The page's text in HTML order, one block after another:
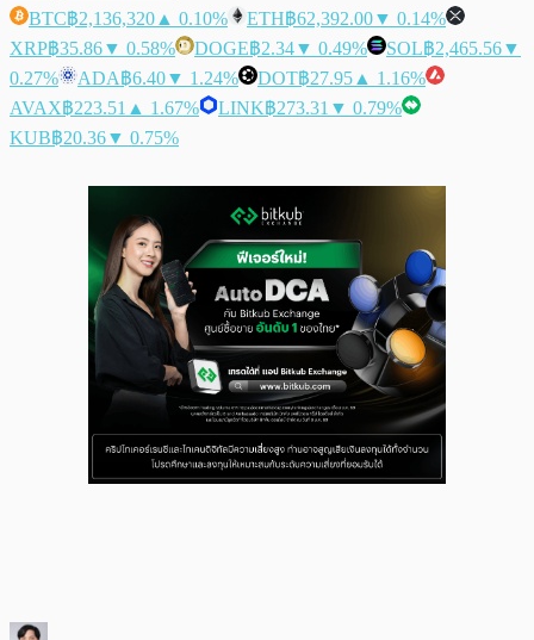
BTC฿2,136,320 ▲ 0.10% ETH฿62,392.00▼ 0.14%
XRP฿35.86▼ 0.58% DOGE฿2.34▼ 0.49% SOL฿2,465.56▼
0.27%
ADA฿6.40▼ 1.24% DOT฿27.95 ▲ 1.16%
AVAX฿223.51 ▲ 1.67% LINK฿273.31 ▼ 0.79%
KUB฿20.36▼ 0.75%